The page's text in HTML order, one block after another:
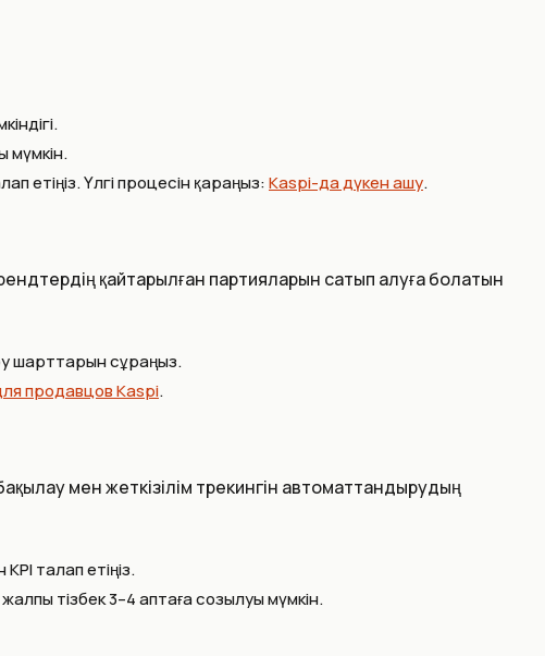
мүмкін.
етіңіз. Үлгі процесін қараңыз:Kaspi-да дүкен ашу.
қайтарылған партияларын сатып алуға болатын
шарттарын сұраңыз.
продавцов Kaspi.
мен жеткізілім трекингін автоматтандырудың
талап етіңіз.
тізбек 3–4 аптаға созылуы мүмкін.